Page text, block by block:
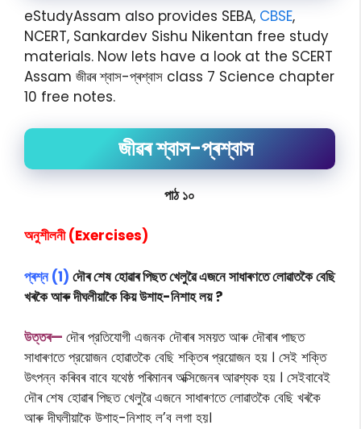
eStudyAssam also provides SEBA, CBSE,
NCERT, Sankardev Sishu Nikentan free study
materials. Now lets have a look at the SCERT
Assam জীৱৰ শ্বাস-প্ৰশ্বাস class 7 Science chapter
10 free notes.
জীৱৰ শ্বাস-প্ৰশ্বাস
পাঠ ১০
অনুশীলনী (Exercises)
প্ৰশ্ন (1) দৌৰ শেষ হোৱাৰ পিছত খেলুৱৈ এজনে সাধাৰণতে লোৱাতকৈ বেছি
খৰকৈ আৰু দীঘলীয়াকৈ কিয় উশাহ-নিশাহ লয় ?
উত্তৰ— দৌৰ প্রতিযােগী এজনক দৌৰাৰ সময়ত আৰু দৌৰাৰ পাছত
সাধাৰণতে প্রয়ােজন হােৱাতকৈ বেছি শক্তিৰ প্রয়ােজন হয় । সেই শক্তি
উৎপন্ন কৰিবৰ বাবে যথেষ্ঠ পৰিমানৰ অক্সিজেনৰ আৱশ্যক হয় । সেইবাবেই
দৌৰ শেষ হোৱাৰ পিছত খেলুৱৈ এজনে সাধাৰণতে লোৱাতকৈ বেছি খৰকৈ
আৰু দীঘলীয়াকৈ উশাহ-নিশাহ ল’ব লগা হয়।